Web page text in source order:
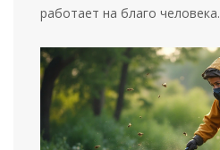
работает на благо человека.